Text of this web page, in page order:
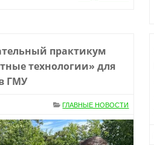
практикум
технологии» для
ГМУ
ГЛАВНЫЕ НОВОСТИ